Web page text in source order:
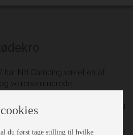
har NH Camping været en af
velrenommerede
en ære i at yde den bedste
kvalitetssikret sortiment – så du
handle ét sted.
du først tage stilling til hvilke